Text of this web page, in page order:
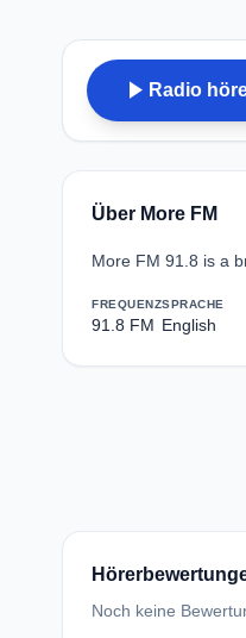
play_arrow Radio
Über More FM
More FM 91.8 is a
FREQUENZ
91.8 FM
SPRACHE
English
Noch keine